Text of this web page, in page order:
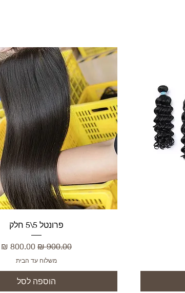
פרונטל 5\5 חלק
מחיר רגיל מחיר מבצע
משלוח עד הבית
הוספה לסל